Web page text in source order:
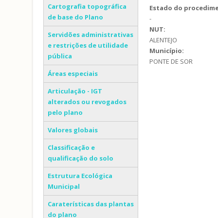
Cartografia topográfica
de base do Plano
Servidões administrativas
e restrições de utilidade
pública
Áreas especiais
Articulação - IGT
alterados ou revogados
pelo plano
Valores globais
Classificação e
qualificação do solo
Estrutura Ecológica
Municipal
Caraterísticas das plantas
do plano
Estado do
-
NUT:
ALENTEJO
Município:
PONTE DE SOR